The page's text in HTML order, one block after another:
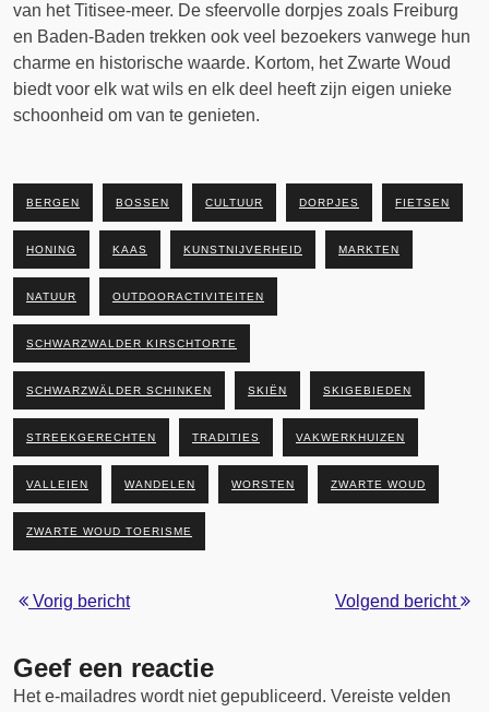
van het Titisee-meer. De sfeervolle dorpjes zoals Freiburg
en Baden-Baden trekken ook veel bezoekers vanwege hun
charme en historische waarde. Kortom, het Zwarte Woud
biedt voor elk wat wils en elk deel heeft zijn eigen unieke
schoonheid om van te genieten.
BERGEN BOSSEN CULTUUR DORPJES FIETSEN
HONING KAAS KUNSTNIJVERHEID MARKTEN
NATUUR OUTDOORACTIVITEITEN
SCHWARZWALDER KIRSCHTORTE
SCHWARZWÄLDER SCHINKEN SKIËN SKIGEBIEDEN
STREEKGERECHTEN TRADITIES VAKWERKHUIZEN
VALLEIEN WANDELEN WORSTEN ZWARTE WOUD
ZWARTE WOUD TOERISME
Vorig bericht Volgend bericht
Geef een reactie
Het e-mailadres wordt niet gepubliceerd. Vereiste velden